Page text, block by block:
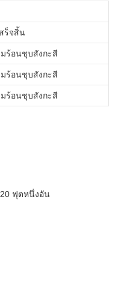
ร็จสิ้น
มร้อนชุบสังกะสี
มร้อนชุบสังกะสี
มร้อนชุบสังกะสี
ฟุตหนึ่งอัน